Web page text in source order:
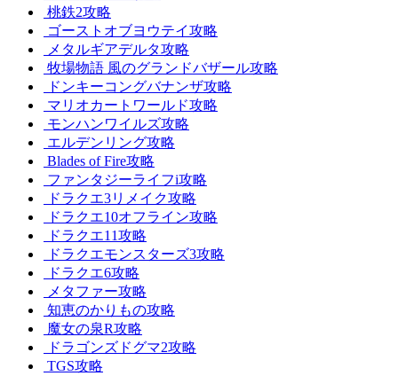
桃鉄2攻略
ゴーストオブヨウテイ攻略
メタルギアデルタ攻略
牧場物語 風のグランドバザール攻略
ドンキーコングバナンザ攻略
マリオカートワールド攻略
モンハンワイルズ攻略
エルデンリング攻略
Blades of Fire攻略
ファンタジーライフi攻略
ドラクエ3リメイク攻略
ドラクエ10オフライン攻略
ドラクエ11攻略
ドラクエモンスターズ3攻略
ドラクエ6攻略
メタファー攻略
知恵のかりもの攻略
魔女の泉R攻略
ドラゴンズドグマ2攻略
TGS攻略